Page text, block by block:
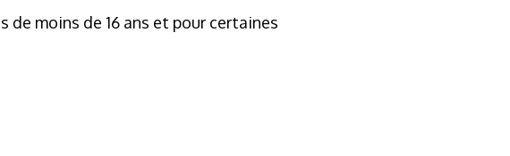
moins de 16 ans et pour certaines